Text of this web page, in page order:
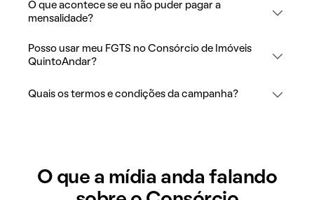
O que acontece se eu não puder pagar a
mensalidade?
Posso usar meu FGTS no Consórcio de Imóveis
QuintoAndar?
Quais os termos e condições da campanha?
O que a mídia anda falando